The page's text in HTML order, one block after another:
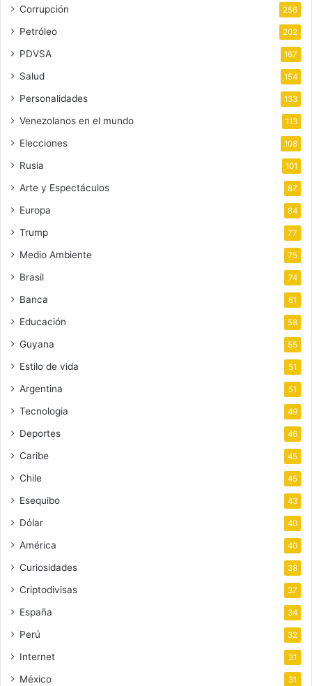
Corrupción 256
Petróleo 202
PDVSA 167
Salud 154
Personalidades 133
Venezolanos en el mundo 113
Elecciones 108
Rusia 101
Arte y Espectáculos 87
Europa 84
Trump 77
Medio Ambiente 75
Brasil 74
Banca 61
Educación 58
Guyana 55
Estilo de vida 51
Argentina 51
Tecnologia 49
Deportes 46
Caribe 45
Chile 45
Esequibo 43
Dólar 40
América 40
Curiosidades 38
Criptodivisas 37
España 34
Perú 32
Internet 31
México 31